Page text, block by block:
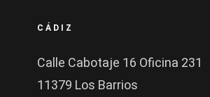
CÁDIZ
Calle Cabotaje 16 Oficina 231
11379 Los Barrios